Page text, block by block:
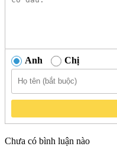
Anh Chị
Chưa có bình luận nào